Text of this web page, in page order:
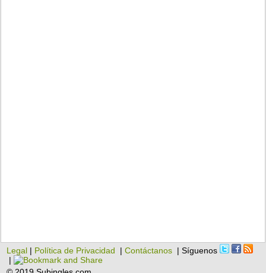
Legal | Política de Privacidad |Contáctanos | Síguenos
|